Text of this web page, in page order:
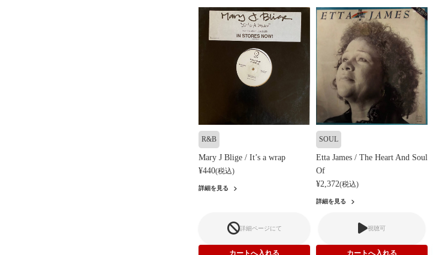
R&B
Mary J Blige / It’s a wrap
¥440(税込)
詳細を見る
詳細ページにて
SOUL
Etta James / The Heart And Soul
Of
¥2,372(税込)
詳細を見る
視聴可